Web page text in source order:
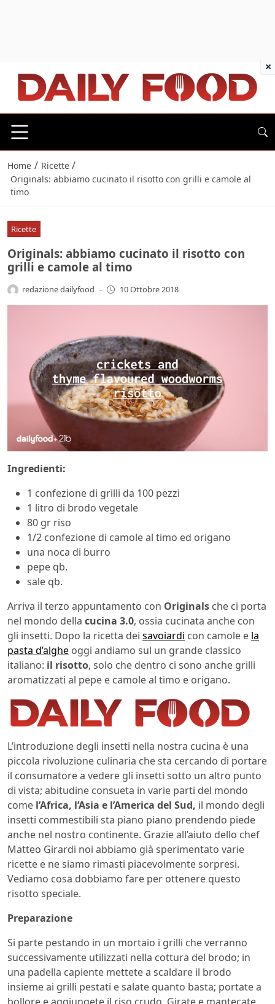
Home / Ricette /
Originals: abbiamo cucinato il risotto con grilli e camole al
timo
Ricette
Originals: abbiamo cucinato il risotto con
grilli e camole al timo
redazione dailyfood - 10 Ottobre 2018
Ingredienti:
1 confezione di grilli da 100 pezzi
1 litro di brodo vegetale
80 gr riso
1/2 confezione di camole al timo ed origano
una noca di burro
pepe qb.
sale qb.
Arriva il terzo appuntamento con Originals che ci porta
nel mondo della cucina 3.0, ossia cucinata anche con
gli insetti. Dopo la ricetta dei savoiardi con camole e la
pasta d’alghe oggi andiamo sul un grande classico
italiano: il risotto, solo che dentro ci sono anche grilli
aromatizzati al pepe e camole al timo e origano.
L’introduzione degli insetti nella nostra cucina è una
piccola rivoluzione culinaria che sta cercando di portare
il consumatore a vedere gli insetti sotto un altro punto
di vista; abitudine consueta in varie parti del mondo
come l’Africa, l’Asia e l’America del Sud, il mondo degli
insetti commestibili sta piano piano prendendo piede
anche nel nostro continente. Grazie all’aiuto dello chef
Matteo Girardi noi abbiamo già sperimentato varie
ricette e ne siamo rimasti piacevolmente sorpresi.
Vediamo cosa dobbiamo fare per ottenere questo
risotto speciale.
Preparazione
Si parte pestando in un mortaio i grilli che verranno
successivamente utilizzati nella cottura del brodo; in
una padella capiente mettete a scaldare il brodo
insieme ai grilli pestati e salate quanto basta; portate a
×